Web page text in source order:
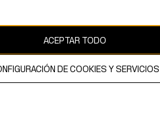
web está protegido por copyright y es
ACEPTAR TODO
DE COOKIES Y SERVICIOS